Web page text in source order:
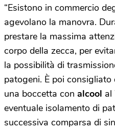
“Esistono in commercio
agevolano la manovra.
prestare la massima
corpo della zecca, per
la possibilità di
patogeni. È poi
una boccetta con alcool al
eventuale isolamento di
successiva comparsa di